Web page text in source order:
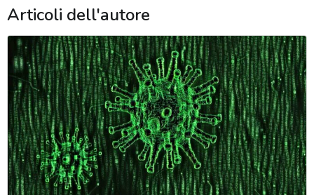
Articoli dell'autore